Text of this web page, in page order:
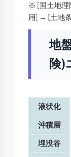
※ [ 国土地理
用] → [土地
地
険)
液状化
沖積層
埋没谷